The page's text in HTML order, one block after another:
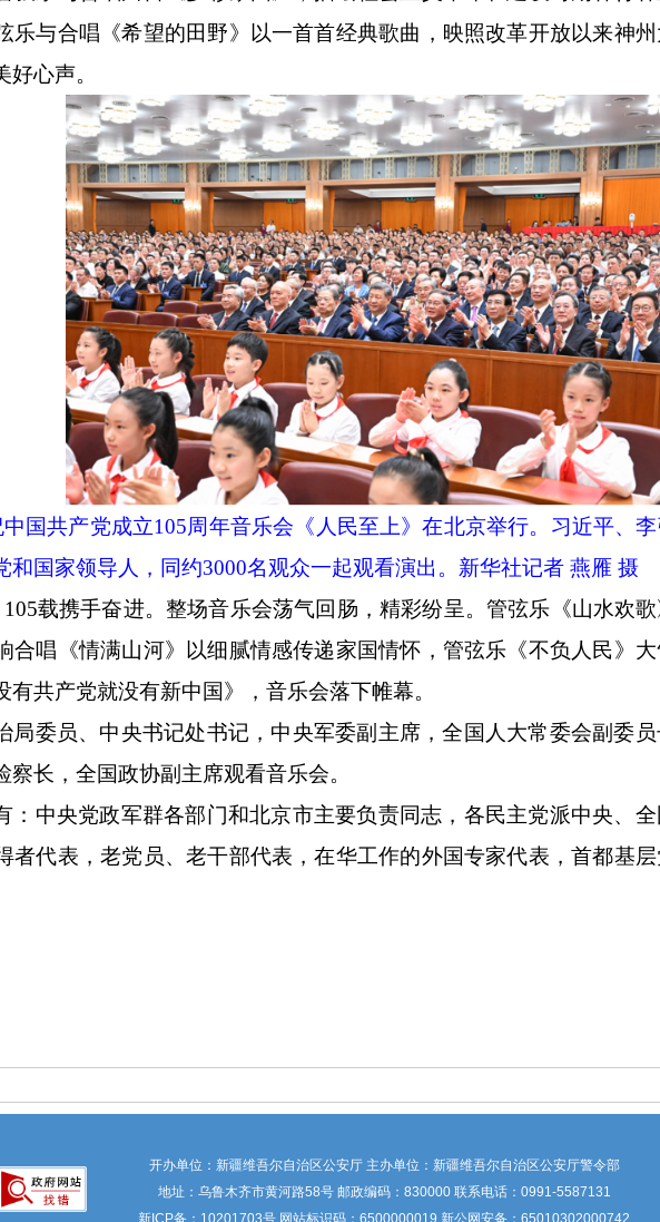
乐与合唱《希望的田野》以一首首经典歌曲，映照改革开放以来神
心声。
国共产党成立105周年音乐会《人民至上》在北京举行。习近平、
和国家领导人，同约3000名观众一起观看演出。新华社记者 燕雁 摄
载携手奋进。整场音乐会荡气回肠，精彩纷呈。管弦乐《山水欢
合唱《情满山河》以细腻情感传递家国情怀，管弦乐《不负人民》大
共产党就没有新中国》，音乐会落下帷幕。
局委员、中央书记处书记，中央军委副主席，全国人大常委会副委
长，全国政协副主席观看音乐会。
：中央党政军群各部门和北京市主要负责同志，各民主党派中央、
者代表，老党员、老干部代表，在华工作的外国专家代表，首都基
开办单位：新疆维吾尔自治区公安厅 主办单位：新疆维吾尔自治区公安厅警令部
地址：乌鲁木齐市黄河路58号 邮政编码：830000 联系电话：0991-5587131